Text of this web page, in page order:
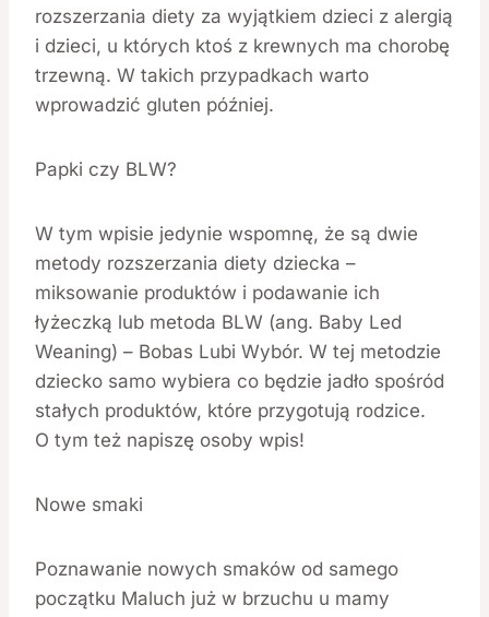
rozszerzania diety za wyjątkiem dzieci z alergią
i dzieci, u których ktoś z krewnych ma chorobę
trzewną. W takich przypadkach warto
wprowadzić gluten później.
Papki czy BLW?
W tym wpisie jedynie wspomnę, że są dwie
metody rozszerzania diety dziecka –
miksowanie produktów i podawanie ich
łyżeczką lub metoda BLW (ang. Baby Led
Weaning) – Bobas Lubi Wybór. W tej metodzie
dziecko samo wybiera co będzie jadło spośród
stałych produktów, które przygotują rodzice.
O tym też napiszę osoby wpis!
Nowe smaki
Poznawanie nowych smaków od samego
początku Maluch już w brzuchu u mamy